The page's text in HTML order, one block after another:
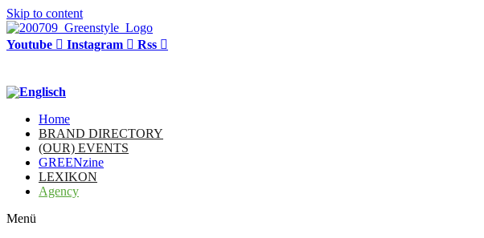
Skip to content
Youtube Instagram Rss
Home
BRAND DIRECTORY
(OUR) EVENTS
GREENzine
LEXIKON
Agency
Menü